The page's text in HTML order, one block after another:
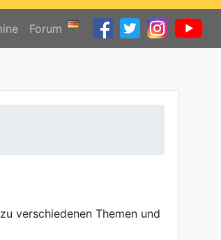
Forum
verschiedenen Themen und